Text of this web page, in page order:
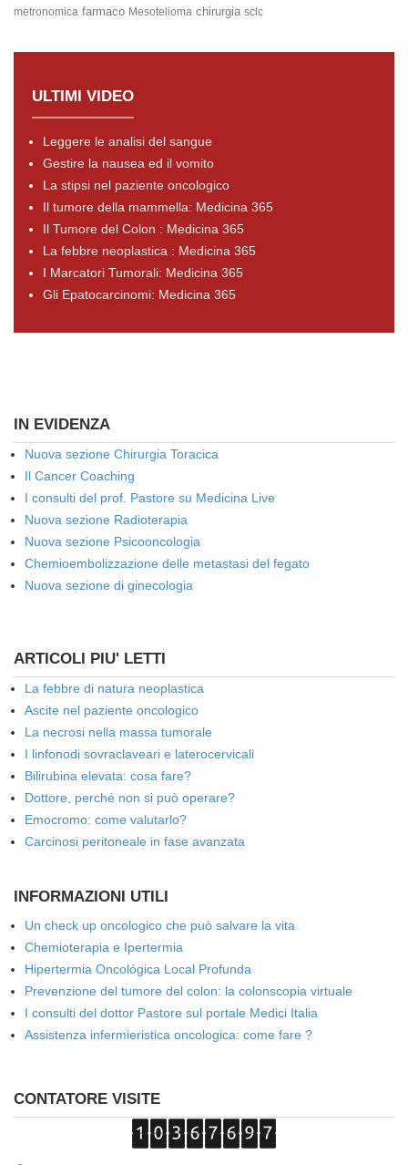
metronomica farmaco Mesotelioma chirurgia sclc
ULTIMI VIDEO
Leggere le analisi del sangue
Gestire la nausea ed il vomito
La stipsi nel paziente oncologico
Il tumore della mammella: Medicina 365
Il Tumore del Colon : Medicina 365
La febbre neoplastica : Medicina 365
I Marcatori Tumorali: Medicina 365
Gli Epatocarcinomi: Medicina 365
IN EVIDENZA
Nuova sezione Chirurgia Toracica
Il Cancer Coaching
I consulti del prof. Pastore su Medicina Live
Nuova sezione Radioterapia
Nuova sezione Psicooncologia
Chemioembolizzazione delle metastasi del fegato
Nuova sezione di ginecologia
ARTICOLI PIU' LETTI
La febbre di natura neoplastica
Ascite nel paziente oncologico
La necrosi nella massa tumorale
I linfonodi sovraclaveari e laterocervicali
Bilirubina elevata: cosa fare?
Dottore, perché non si può operare?
Emocromo: come valutarlo?
Carcinosi peritoneale in fase avanzata
INFORMAZIONI UTILI
Un check up oncologico che può salvare la vita
Chemioterapia e Ipertermia
Hipertermia Oncológica Local Profunda
Prevenzione del tumore del colon: la colonscopia virtuale
I consulti del dottor Pastore sul portale Medici Italia
Assistenza infermieristica oncologica: come fare ?
CONTATORE VISITE